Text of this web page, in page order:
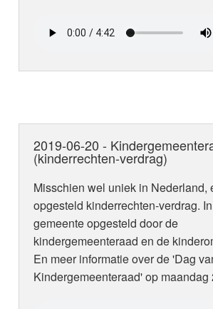
2019-06-20 -
(kinderrechten-verdrag)
Misschien wel uniek in Nederland,
opgesteld kinderrechten-verdrag.
gemeente opgesteld door de
kindergemeenteraad en de
En meer informatie over de 'Dag
Kindergemeenteraad' op maandag